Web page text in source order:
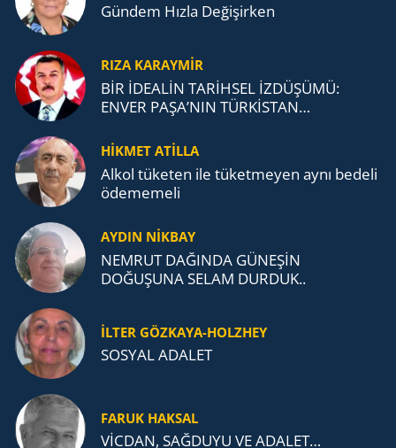
Gündem Hızla Değişirken
RIZA KARAYMIR
BİR İDEALİN TARİHSEL İZDÜŞÜMÜ:
ENVER PAŞA’NIN TÜRKİSTAN
TEŞKİLATI’NA UZANAN MİRASI
HİKMET ATİLLA
Alkol tü­ke­ten ile tü­ket­me­yen aynı be­de­li
öde­me­me­li
AYDIN NİKBAY
NEMRUT DAĞINDA GÜNEŞİN
DOĞUŞUNA SELAM DURDUK..
İLTER GÖZKAYA-HOLZHEY
SOSYAL ADALET
FARUK HAKSAL
VİCDAN, SAĞ­DU­YU VE ADA­LET…